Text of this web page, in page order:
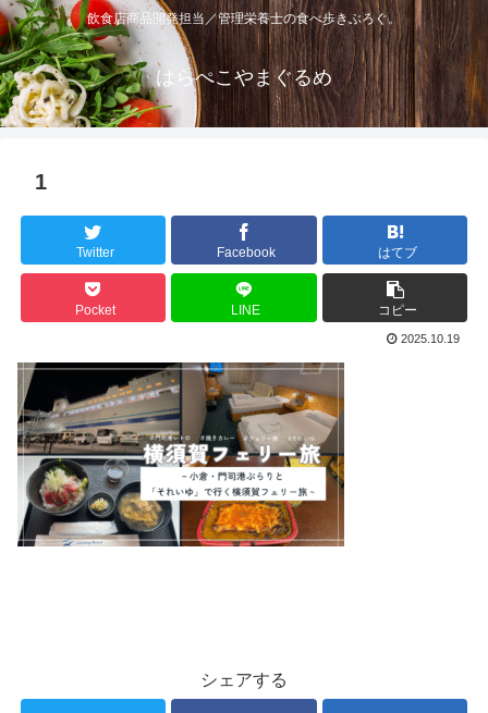
飲食店商品開発担当／管理栄養士の食べ歩きぶろぐ。
はらぺこやまぐるめ
1
Twitter Facebook はてブ
Pocket LINE コピー
2025.10.19
シェアする